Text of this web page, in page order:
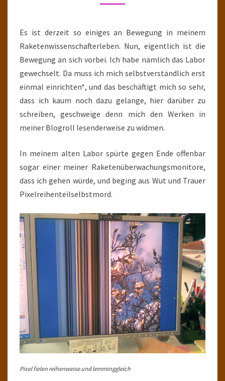
Es ist derzeit so einiges an Bewegung in meinem
Raketenwissenschafterleben. Nun, eigentlich ist die
Bewegung an sich vorbei. Ich habe nämlich das Labor
gewechselt. Da muss ich mich selbstverständlich erst
einmal einrichten*, und das beschäftigt mich so sehr,
dass ich kaum noch dazu gelange, hier darüber zu
schreiben, geschweige denn mich den Werken in
meiner Blogroll lesenderweise zu widmen.
In meinem alten Labor spürte gegen Ende offenbar
sogar einer meiner Raketenüberwachungsmonitore,
dass ich gehen würde, und beging aus Wut und Trauer
Pixelreihenteilselbstmord.
Pixel fielen reihenweise und lemminggleich